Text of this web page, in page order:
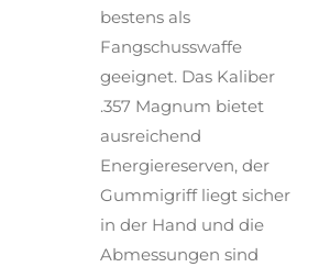
bestens als
Fangschusswaffe
geeignet. Das Kaliber
.357 Magnum bietet
ausreichend
Energiereserven, der
Gummigriff liegt sicher
in der Hand und die
Abmessungen sind